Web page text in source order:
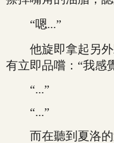
“嗯...”
他旋即拿起另外
有立即品嚐：“我感
“...”
“...”
而在聽到夏洛的